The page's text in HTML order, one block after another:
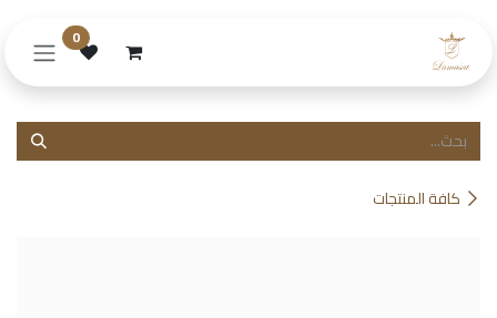
0
كافة المنتجات